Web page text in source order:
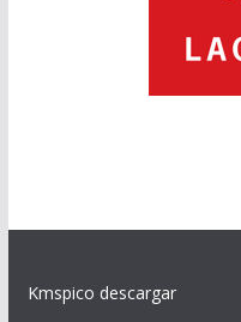
Kmspico descargar